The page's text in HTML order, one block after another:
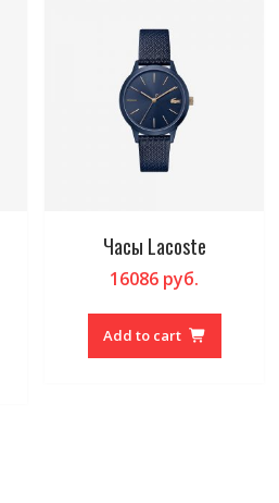
Часы Lacoste
16086 руб.
Add to cart